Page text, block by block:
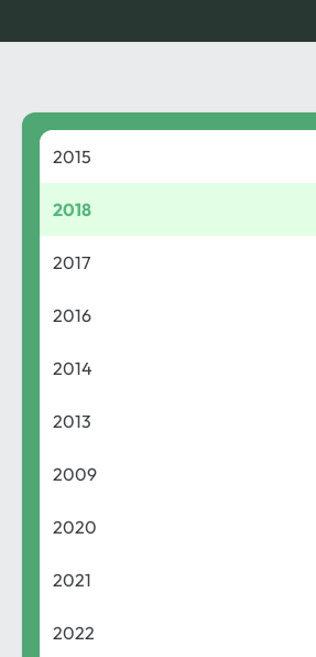
2015
2018
2017
2016
2014
2013
2009
2020
2021
2022